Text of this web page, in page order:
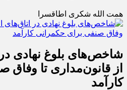
همت الله شکری اطاقسرا
شاخص‌های بلوغ نهادی
از قانون‌مداری تا
کارآمد